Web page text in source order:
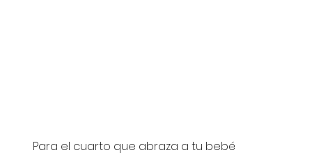
Para el cuarto que abraza a tu bebé